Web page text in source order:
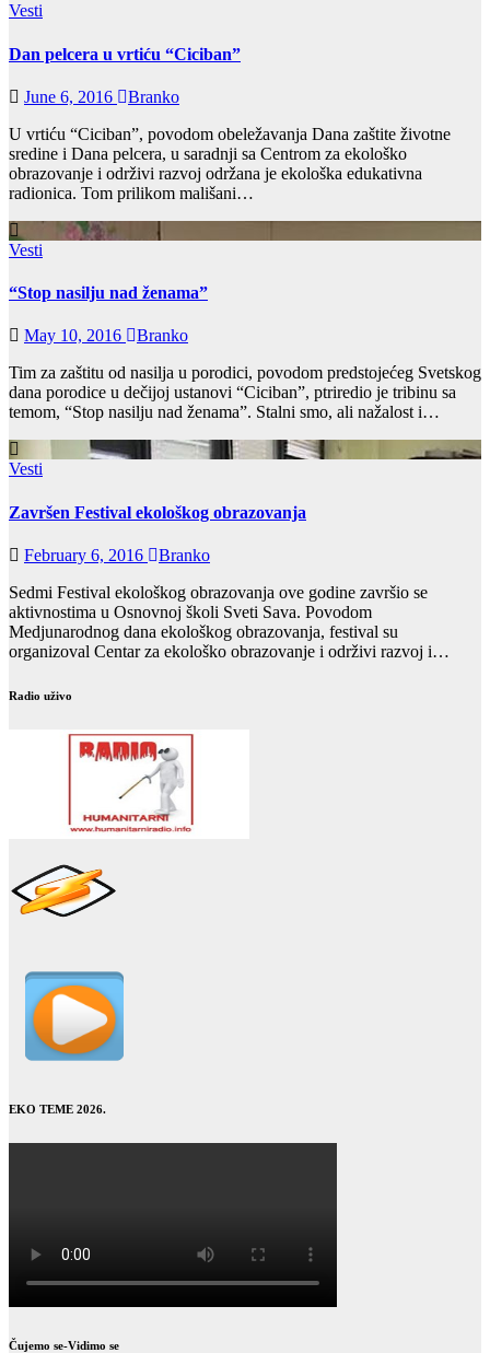
Vesti
Dan pelcera u vrtiću “Ciciban”
June 6, 2016
Branko
U vrtiću “Ciciban”, povodom obeležavanja Dana zaštite životne
sredine i Dana pelcera, u saradnji sa Centrom za ekološko
obrazovanje i održivi razvoj održana je ekološka edukativna
radionica. Tom prilikom mališani…
Vesti
“Stop nasilju nad ženama”
May 10, 2016
Branko
Tim za zaštitu od nasilja u porodici, povodom predstojećeg Svetskog
dana porodice u dečijoj ustanovi “Ciciban”, ptriredio je tribinu sa
temom, “Stop nasilju nad ženama”. Stalni smo, ali nažalost i…
Vesti
Završen Festival ekološkog obrazovanja
February 6, 2016
Branko
Sedmi Festival ekološkog obrazovanja ove godine završio se
aktivnostima u Osnovnoj školi Sveti Sava. Povodom
Medjunarodnog dana ekološkog obrazovanja, festival su
organizoval Centar za ekološko obrazovanje i održivi razvoj i…
Radio uživo
EKO TEME 2026.
Čujemo se-Vidimo se